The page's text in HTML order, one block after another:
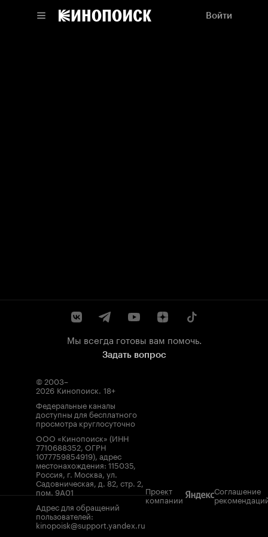
Войти
Мы всегда готовы вам помочь.
Задать вопрос
© 2003–
2026 Кинопоиск. 18+
Федеральные каналы
доступны для бесплатного
просмотра круглосуточно
ООО «Кинопоиск» (ИНН
7710688352, ОГРН
1077759854919), адрес
местонахождения: 115035,
Россия, г. Москва, ул.
Садовническая, д. 82, стр. 2,
пом. 9А01
Адрес для обращений
пользователей:
kinopoisk@support.yandex.ru
Проект
компании
Соглашение